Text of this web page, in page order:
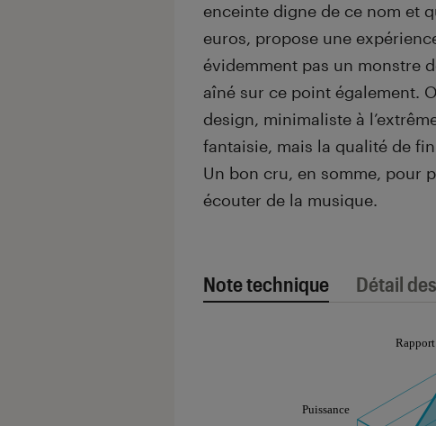
enceinte digne de ce nom et
euros, propose une
évidemment pas un monstre
aîné sur ce point également.
design, minimaliste à
fantaisie, mais la qualité de
Un bon cru, en somme, pour
écouter de la musique.
Note technique Détail